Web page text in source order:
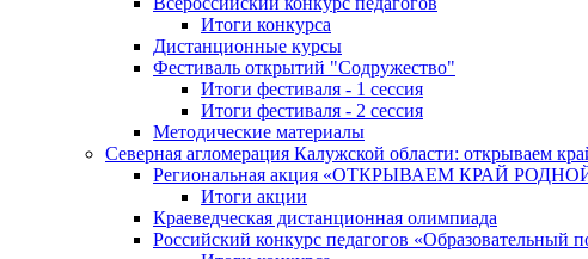
Итоги конкурса
Дистанционные курсы
Фестиваль открытий "Содружество"
Итоги фестиваля - 1 сессия
Итоги фестиваля - 2 сессия
Методические материалы
Северная агломерация Калужской области: открываем
Региональная акция «ОТКРЫВАЕМ КРАЙ
Итоги акции
Краеведческая дистанционная олимпиада
Российский конкурс педагогов «Образовательный